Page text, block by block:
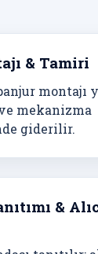
& Tamiri
montajı
ve mekanizma
giderilir.
&